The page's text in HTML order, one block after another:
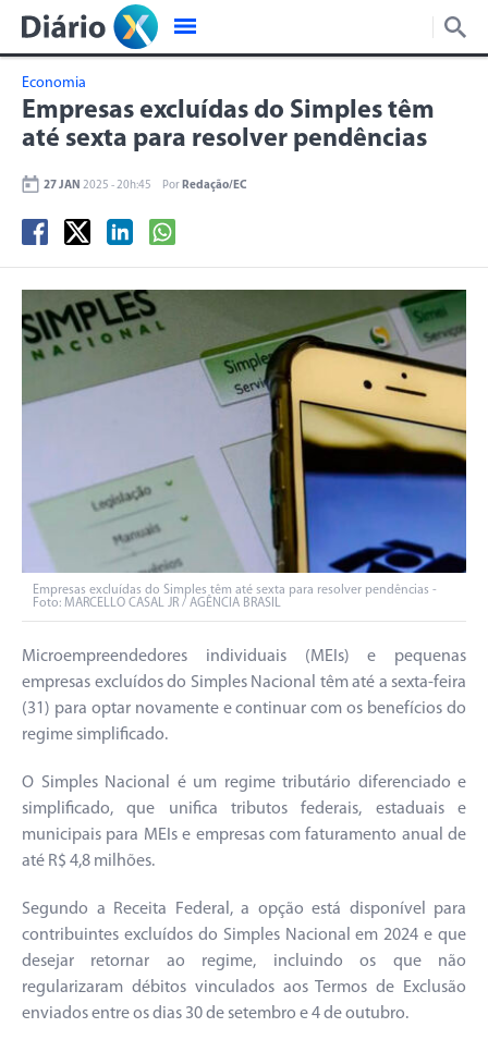
Economia
Empresas excluídas do Simples têm
até sexta para resolver pendências
27 JAN 2025 - 20h:45 Por Redação/EC
Empresas excluídas do Simples têm até sexta para resolver pendências -
Foto: MARCELLO CASAL JR / AGÊNCIA BRASIL
Microempreendedores individuais (MEIs) e pequenas
empresas excluídos do Simples Nacional têm até a sexta-feira
(31) para optar novamente e continuar com os benefícios do
regime simplificado.
O Simples Nacional é um regime tributário diferenciado e
simplificado, que unifica tributos federais, estaduais e
municipais para MEIs e empresas com faturamento anual de
até R$ 4,8 milhões.
Segundo a Receita Federal, a opção está disponível para
contribuintes excluídos do Simples Nacional em 2024 e que
desejar retornar ao regime, incluindo os que não
regularizaram débitos vinculados aos Termos de Exclusão
enviados entre os dias 30 de setembro e 4 de outubro.